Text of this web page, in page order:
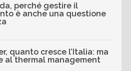
perché gestire il
è anche una questione
quanto cresce l’Italia: ma
al thermal management